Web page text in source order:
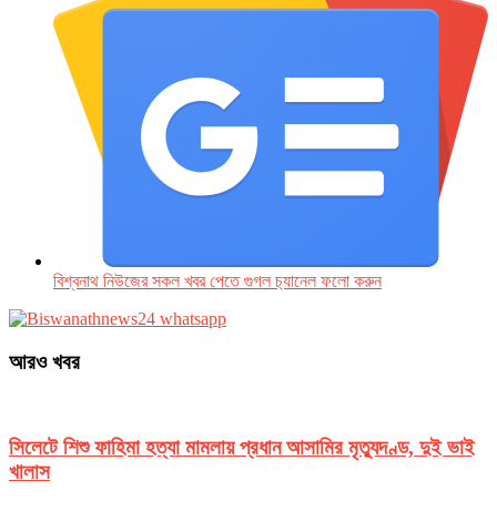
বিশ্বনাথ নিউজের সকল খবর পেতে গুগল চ‌্যানেল ফলো করুন
আরও খবর
সিলেটে শিশু ফাহিমা হত্যা মামলায় প্রধান আসামির মৃত্যুদণ্ড, দুই ভাই
খালাস